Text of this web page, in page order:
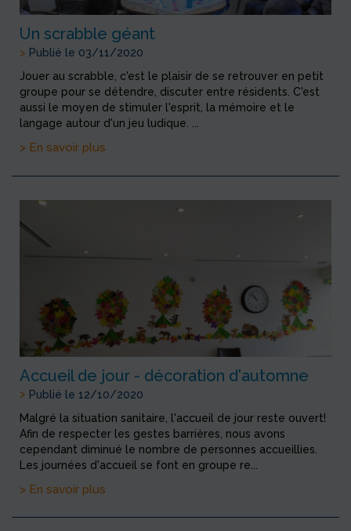
Un scrabble géant
> Publié le 03/11/2020
Jouer au scrabble, c'est le plaisir de se retrouver en petit
groupe pour se détendre, discuter entre résidents. C'est
aussi le moyen de stimuler l'esprit, la mémoire et le
langage autour d'un jeu ludique. ...
> En savoir plus
Accueil de jour - décoration d'automne
> Publié le 12/10/2020
Malgré la situation sanitaire, l'accueil de jour reste ouvert!
Afin de respecter les gestes barrières, nous avons
cependant diminué le nombre de personnes accueillies.
Les journées d'accueil se font en groupe re...
> En savoir plus